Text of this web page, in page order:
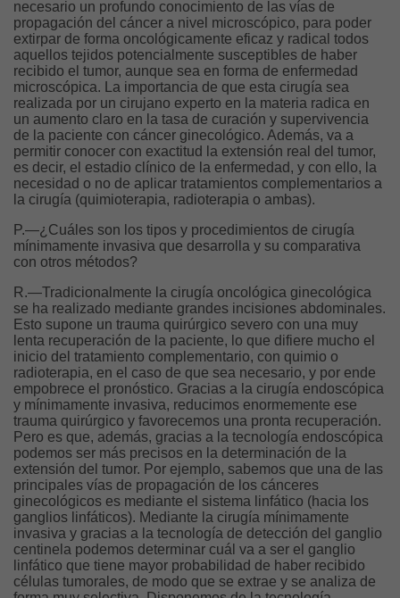
necesario un profundo conocimiento de las vías de
propagación del cáncer a nivel microscópico, para poder
extirpar de forma oncológicamente eficaz y radical todos
aquellos tejidos potencialmente susceptibles de haber
recibido el tumor, aunque sea en forma de enfermedad
microscópica. La importancia de que esta cirugía sea
realizada por un cirujano experto en la materia radica en
un aumento claro en la tasa de curación y supervivencia
de la paciente con cáncer ginecológico. Además, va a
permitir conocer con exactitud la extensión real del tumor,
es decir, el estadio clínico de la enfermedad, y con ello, la
necesidad o no de aplicar tratamientos complementarios a
la cirugía (quimioterapia, radioterapia o ambas).
P.—¿Cuáles son los tipos y procedimientos de cirugía
mínimamente invasiva que desarrolla y su comparativa
con otros métodos?
R.—Tradicionalmente la cirugía oncológica ginecológica
se ha realizado mediante grandes incisiones abdominales.
Esto supone un trauma quirúrgico severo con una muy
lenta recuperación de la paciente, lo que difiere mucho el
inicio del tratamiento complementario, con quimio o
radioterapia, en el caso de que sea necesario, y por ende
empobrece el pronóstico. Gracias a la cirugía endoscópica
y mínimamente invasiva, reducimos enormemente ese
trauma quirúrgico y favorecemos una pronta recuperación.
Pero es que, además, gracias a la tecnología endoscópica
podemos ser más precisos en la determinación de la
extensión del tumor. Por ejemplo, sabemos que una de las
principales vías de propagación de los cánceres
ginecológicos es mediante el sistema linfático (hacia los
ganglios linfáticos). Mediante la cirugía mínimamente
invasiva y gracias a la tecnología de detección del ganglio
centinela podemos determinar cuál va a ser el ganglio
linfático que tiene mayor probabilidad de haber recibido
células tumorales, de modo que se extrae y se analiza de